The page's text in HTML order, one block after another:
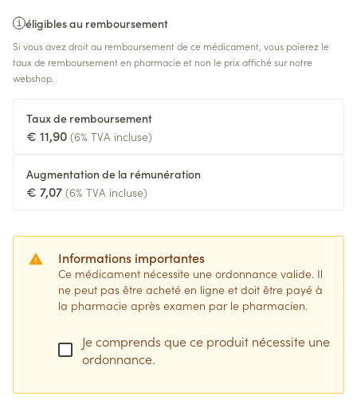
éligibles au remboursement
Si vous avez droit au remboursement de ce médicament, vous paierez le
taux de remboursement en pharmacie et non le prix affiché sur notre
webshop.
Taux de remboursement
€ 11,90 (6% TVA incluse)
Augmentation de la rémunération
€ 7,07 (6% TVA incluse)
Informations importantes
Ce médicament nécessite une ordonnance valide. Il
ne peut pas être acheté en ligne et doit être payé à
la pharmacie après examen par le pharmacien.
Je comprends que ce produit nécessite une
ordonnance.